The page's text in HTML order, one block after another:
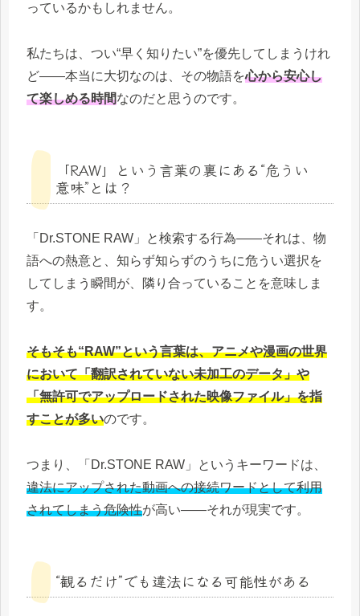
っているかもしれません。
私たちは、つい“早く知りたい”を優先してしまうけれ
ど――本当に大切なのは、その物語を心から安心し
て楽しめる時間なのだと思うのです。
「RAW」という言葉の裏にある“危うい
意味”とは？
「Dr.STONE RAW」と検索する行為――それは、物
語への熱意と、知らず知らずのうちに危うい選択を
してしまう瞬間が、隣り合っていることを意味しま
す。
そもそも“RAW”という言葉は、アニメや漫画の世界
において「翻訳されていない未加工のデータ」や
「無許可でアップロードされた映像ファイル」を指
すことが多いのです。
つまり、「Dr.STONE RAW」というキーワードは、
違法にアップされた動画への接続ワードとして利用
されてしまう危険性が高い――それが現実です。
“観るだけ”でも違法になる可能性がある